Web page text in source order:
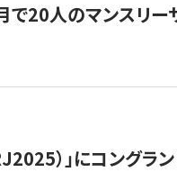
で20人のマンスリ
）」にコング